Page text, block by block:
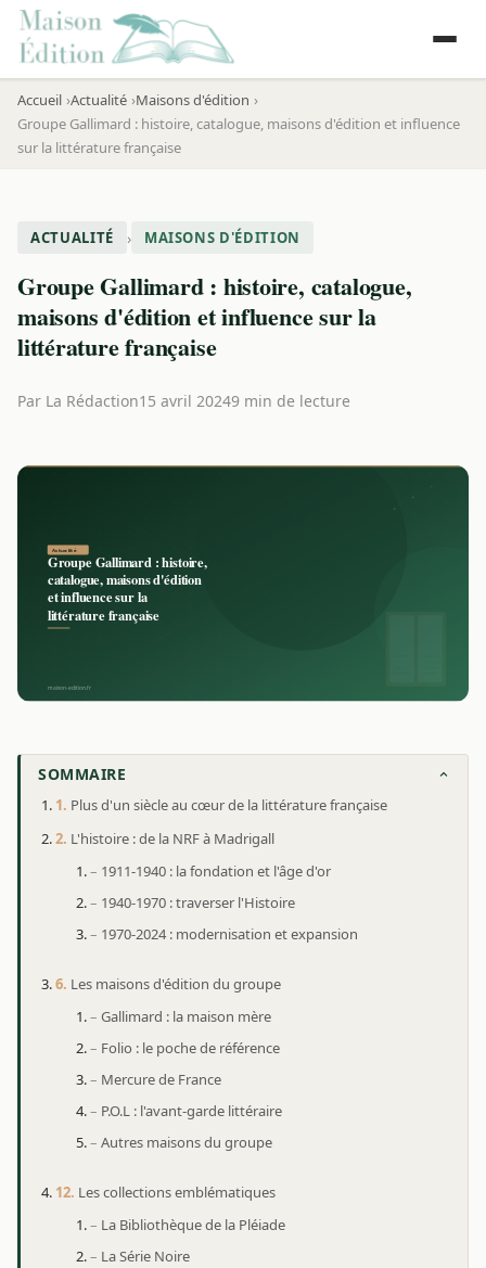
Accueil Actualité Maisons d'édition
Groupe Gallimard : histoire, catalogue, maisons d'édition et influence
sur la littérature française
ACTUALITÉ › MAISONS D'ÉDITION
Groupe Gallimard : histoire, catalogue,
maisons d'édition et influence sur la
littérature française
Par La Rédaction15 avril 20249 min de lecture
SOMMAIRE
Plus d'un siècle au cœur de la littérature française
L'histoire : de la NRF à Madrigall
1911-1940 : la fondation et l'âge d'or
1940-1970 : traverser l'Histoire
1970-2024 : modernisation et expansion
Les maisons d'édition du groupe
Gallimard : la maison mère
Folio : le poche de référence
Mercure de France
P.O.L : l'avant-garde littéraire
Autres maisons du groupe
Les collections emblématiques
La Bibliothèque de la Pléiade
La Série Noire